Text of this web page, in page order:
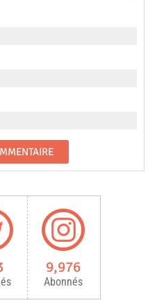
9,976
Abonnés